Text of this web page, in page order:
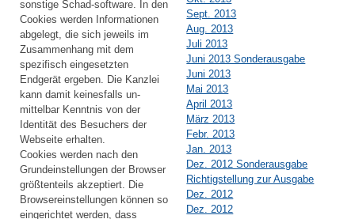
sonstige Schad-software. In den
Cookies werden Informationen
abgelegt, die sich jeweils im
Zusammenhang mit dem
spezifisch eingesetzten
Endgerät ergeben. Die Kanzlei
kann damit keinesfalls un-
mittelbar Kenntnis von der
Identität des Besuchers der
Webseite erhalten.
Cookies werden nach den
Grundeinstellungen der Browser
größtenteils akzeptiert. Die
Browsereinstellungen können so
eingerichtet werden, dass
Sept. 2013
Aug. 2013
Juli 2013
Juni 2013 Sonderausgabe
Juni 2013
Mai 2013
April 2013
März 2013
Febr. 2013
Jan. 2013
Dez. 2012 Sonderausgabe
Richtigstellung zur Ausgabe
Dez. 2012
Dez. 2012